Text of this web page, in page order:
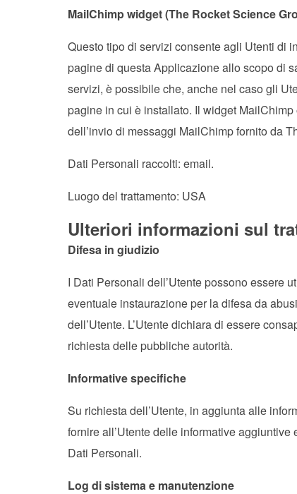
MailChimp widget (The Rocket Science
Questo tipo di servizi consente agli Utenti di
pagine di questa Applicazione allo scopo di
servizi, è possibile che, anche nel caso gli
pagine in cui è installato. Il widget
dell’invio di messaggi MailChimp fornito da
Dati Personali raccolti: email.
Luogo del trattamento: USA
Ulteriori informazioni sul
Difesa in giudizio
I Dati Personali dell’Utente possono essere
eventuale instaurazione per la difesa da
dell’Utente. L’Utente dichiara di essere
richiesta delle pubbliche autorità.
Informative specifiche
Su richiesta dell’Utente, in aggiunta alle
fornire all’Utente delle informative
Dati Personali.
Log di sistema e manutenzione